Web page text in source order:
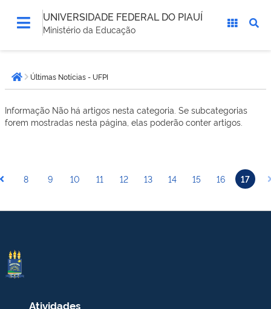
UNIVERSIDADE FEDERAL DO PIAUÍ
Ministério da Educação
está
aqui:Página inicial
Últimas Notícias - UFPI
Informação Não há artigos nesta categoria. Se subcategorias
forem mostradas nesta página, elas poderão conter artigos.
8 9 10 11 12 13 14 15 16 17
Atividades